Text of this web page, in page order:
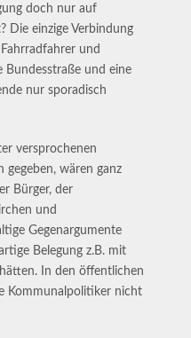
doch nur auf
Die einzige Verbindung
und
Bundesstraße und eine
nur sporadisch
versprochenen
wären ganz
Bürger, der
und
Gegenargumente
Belegung z.B. mit
In den öffentlichen
Kommunalpolitiker nicht